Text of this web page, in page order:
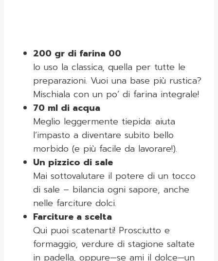
200 gr di farina 00
Io uso la classica, quella per tutte le
preparazioni. Vuoi una base più rustica?
Mischiala con un po’ di farina integrale!
70 ml di acqua
Meglio leggermente tiepida: aiuta
l’impasto a diventare subito bello
morbido (e più facile da lavorare!).
Un pizzico di sale
Mai sottovalutare il potere di un tocco
di sale – bilancia ogni sapore, anche
nelle farciture dolci.
Farciture a scelta
Qui puoi scatenarti! Prosciutto e
formaggio, verdure di stagione saltate
in padella, oppure—se ami il dolce—un